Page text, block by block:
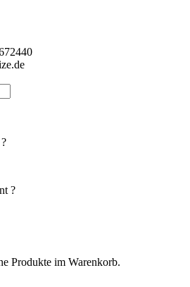
?
Produkte im Warenkorb.